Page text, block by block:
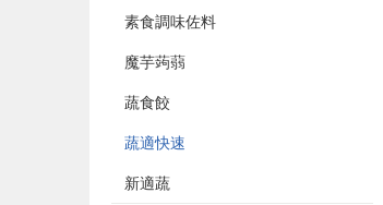
素食調味佐料
魔芋蒟蒻
蔬食餃
蔬適快速
新適蔬